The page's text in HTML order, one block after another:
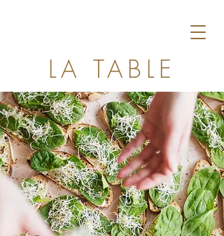
LA TABLE
VERTE